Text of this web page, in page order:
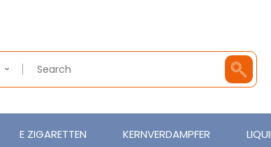
E ZIGARETTEN KERNVERDAMPFER